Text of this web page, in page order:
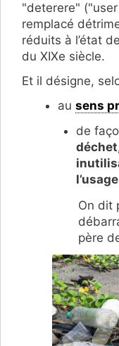
"deterere"
remplacé
réduits à l’état
du XIXe siècle.
Et il désigne,
au sens
de
l’usage
On dit
père